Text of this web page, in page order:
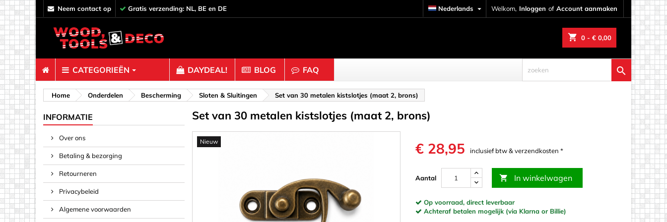
neem contact op Gratis verzending: NL, BE en DE Welkom, Inloggen of Account aanmaken
Nederlands 
shopping_cart 0 - € 0,00
CATEGORIEËN
Bevestigers
Afstandhouders
Bouten & Moeren
Decoratie
Pinnen & Staafjes
Plankverbinders
Knutselhout & Kurk
Ballen & Kralen
Dobbelstenen
Doppen & Knoppen
Kurk
Ornamenten & Houtsnijwerk
DAYDEAL! BLOG FAQ 
Home Onderdelen Bescherming Sloten & Sluitingen Set van 30 metalen kistslotjes (maat 2, brons)
INFORMATIE
Over ons
Betaling & bezorging
Retourneren
Privacybeleid
Algemene voorwaarden
Set van 30 metalen kistslotjes (maat 2, brons)
Nieuw € 28,95 inclusief btw & verzendkosten *
Aantal  In winkelwagen
Op voorraad, direct leverbaar
Achteraf betalen mogelijk (via Klarna or Billie)